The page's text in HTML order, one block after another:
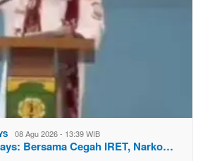
08 Agu 2026 - 13:39 WIB
Bersama Cegah IRET, Narko…